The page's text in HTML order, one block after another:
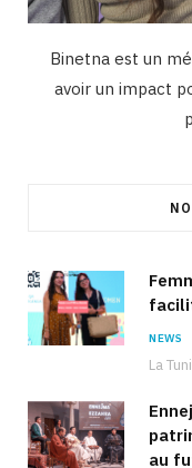
Binetna est un
avoir un impact
NEWS
au